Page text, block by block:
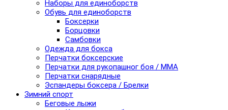
Наборы для единоборств
Обувь для единоборств
Боксерки
Борцовки
Самбовки
Одежда для бокса
Перчатки боксерские
Перчатки для рукопашног боя / ММА
Перчатки снарядные
Эспандеры боксера / Брелки
Зимний спорт
Беговые лыжи